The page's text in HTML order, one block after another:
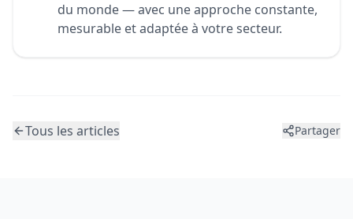
du monde — avec une approche constante,
mesurable et adaptée à votre secteur.
Tous les articles Partager